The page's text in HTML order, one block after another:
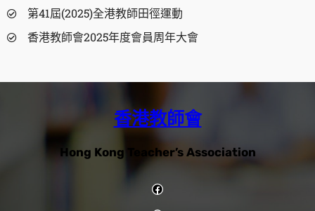
第41屆(2025)全港教師田徑運動
香港教師會2025年度會員周年大會
香港教師會
Hong Kong Teacher’s Association